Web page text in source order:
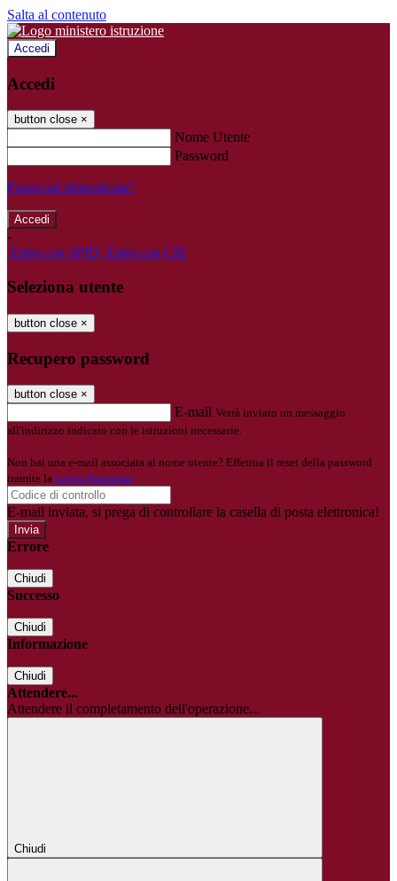
Salta al contenuto
Accedi
Accedi
button close ×
Nome Utente
Password
Password dimenticata?
-
Entra con SPID Entra con CIE
Seleziona utente
button close ×
Recupero password
button close ×
E-mail Verrà inviato un messaggio
all'indirizzo indicato con le istruzioni necessarie.
Non hai una e-mail associata al nome utente? Effettua il reset della password
tramite la Login Spaggiari
E-mail inviata, si prega di controllare la casella di posta elettronica!
Errore
Chiudi
Successo
Chiudi
Informazione
Chiudi
Attendere...
Attendere il completamento dell'operazione...
Chiudi